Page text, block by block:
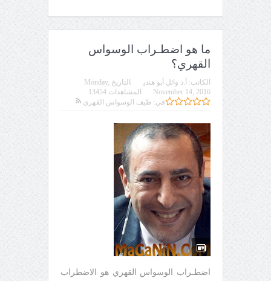
ما هو اضطـراب الوسواس
القهري؟
الكاتب: أ.د وائل أبو هندي التاريخ Monday,
November 14, 2016
في: طيف الوسواس القهري
المشاهدات 13454
اضطـراب الوسواس القهري هو الاضطراب